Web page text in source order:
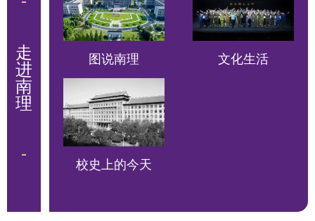
图说南理 文化生活
校史上的今天